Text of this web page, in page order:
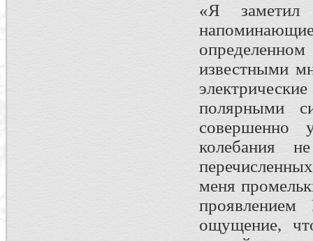
«Я заметил
известными
полярными
совершенно
колебания
меня
ощущение,